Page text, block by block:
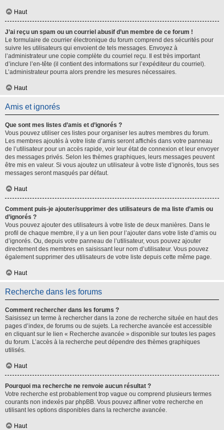
Haut
J’ai reçu un spam ou un courriel abusif d’un membre de ce forum !
Le formulaire de courrier électronique du forum comprend des sécurités pour
suivre les utilisateurs qui envoient de tels messages. Envoyez à
l’administrateur une copie complète du courriel reçu. Il est très important
d’inclure l’en-tête (il contient des informations sur l’expéditeur du courriel).
L’administrateur pourra alors prendre les mesures nécessaires.
Haut
Amis et ignorés
Que sont mes listes d’amis et d’ignorés ?
Vous pouvez utiliser ces listes pour organiser les autres membres du forum.
Les membres ajoutés à votre liste d’amis seront affichés dans votre panneau
de l’utilisateur pour un accès rapide, voir leur état de connexion et leur envoyer
des messages privés. Selon les thèmes graphiques, leurs messages peuvent
être mis en valeur. Si vous ajoutez un utilisateur à votre liste d’ignorés, tous ses
messages seront masqués par défaut.
Haut
Comment puis-je ajouter/supprimer des utilisateurs de ma liste d’amis ou
d’ignorés ?
Vous pouvez ajouter des utilisateurs à votre liste de deux manières. Dans le
profil de chaque membre, il y a un lien pour l’ajouter dans votre liste d’amis ou
d’ignorés. Ou, depuis votre panneau de l’utilisateur, vous pouvez ajouter
directement des membres en saisissant leur nom d’utilisateur. Vous pouvez
également supprimer des utilisateurs de votre liste depuis cette même page.
Haut
Recherche dans les forums
Comment rechercher dans les forums ?
Saisissez un terme à rechercher dans la zone de recherche située en haut des
pages d’index, de forums ou de sujets. La recherche avancée est accessible
en cliquant sur le lien « Recherche avancée » disponible sur toutes les pages
du forum. L’accès à la recherche peut dépendre des thèmes graphiques
utilisés.
Haut
Pourquoi ma recherche ne renvoie aucun résultat ?
Votre recherche est probablement trop vague ou comprend plusieurs termes
courants non indexés par phpBB. Vous pouvez affiner votre recherche en
utilisant les options disponibles dans la recherche avancée.
Haut